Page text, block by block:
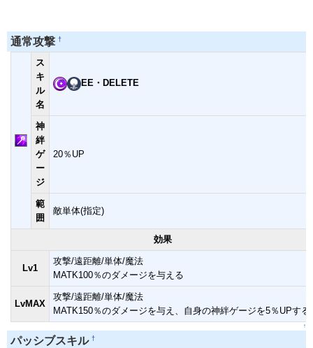
通常攻撃 †
ス
キ
ル
名
EE・DELETE
神
絆
ゲ
ー
ジ
20％UP
範
囲
敵単体(指定)
効果
Lv1
攻撃/遠距離/単体/魔法
MATK100％のダメージを与える
LvMAX
攻撃/遠距離/単体/魔法
MATK150％のダメージを与え、自身の神絆ゲージを5％UPする
↑
パッシブスキル †